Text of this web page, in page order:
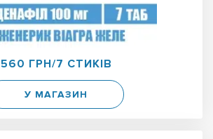
560 ГРН/7 СТИКІВ
У МАГАЗИН